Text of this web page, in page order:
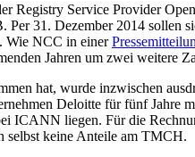
Registry Service Provider
31. Dezember 2014 sollen
Wie NCC in einer
Jahren um zwei weitere
hat, wurde inzwischen
Deloitte für fünf Jahre
ICANN liegen. Für die
selbst keine Anteile am TMCH.